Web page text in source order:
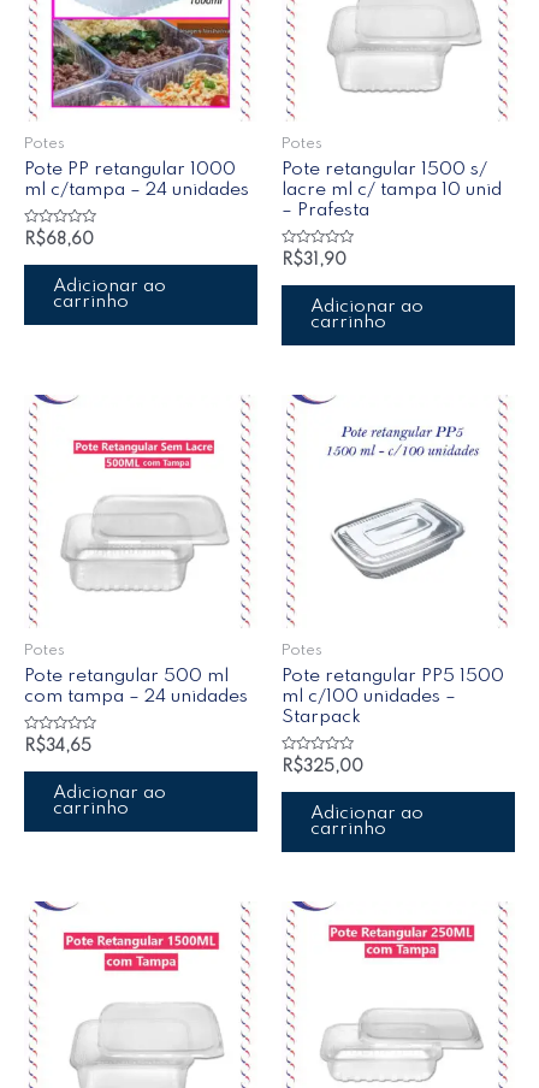
Potes
Pote PP retangular 1000
ml c/tampa – 24 unidades
Avaliação
de
R$68,60
Adicionar ao
carrinho
Potes
Pote retangular 1500 s/
lacre ml c/ tampa 10 unid
– Prafesta
Avaliação
de
R$31,90
Adicionar ao
carrinho
Potes
Pote retangular 500 ml
com tampa – 24 unidades
Avaliação
de
R$34,65
Adicionar ao
carrinho
Potes
Pote retangular PP5 1500
ml c/100 unidades –
Starpack
Avaliação
de
R$325,00
Adicionar ao
carrinho